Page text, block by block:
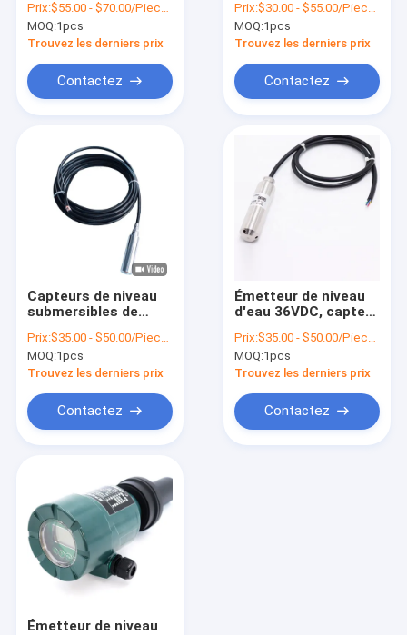
Produits
À propos de nous
Visite de l'usine
Nouvelles
Les affaires
Demandez un devis
Capteur électronique de pression
SST de WNK pour
l'huile de l'eau
Prix:$55.00 - $70.00/Pieces
MOQ:1pcs
Trouvez les derniers prix
Contactez
RS485 pour le
réservoir
Prix:$30.00 - $55.00/Pieces
MOQ:1pcs
Trouvez les derniers prix
Contactez
Capteurs de niveau
submersibles de
pour le réservoir de
stockage de pétrole
Prix:$35.00 - $50.00/Pieces
MOQ:1pcs
Trouvez les derniers prix
Contactez
Émetteur de niveau
d'eau 36VDC, capteur
hydrostatique de
WNK
Prix:$35.00 - $50.00/Pieces
MOQ:1pcs
Trouvez les derniers prix
Contactez
Émetteur de niveau